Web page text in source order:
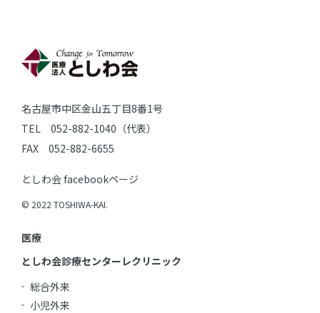
名古屋市中区金山五丁目8番1号
TEL 052-882-1040（代表）
FAX 052-882-6655
としわ会 facebookページ
© 2022 TOSHIWA-KAI.
医療
としわ会診療センターレクリニック
総合外来
小児外来